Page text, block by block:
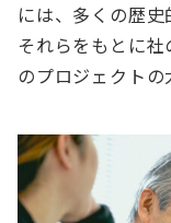
には、多くの歴史
それらをもとに
のプロジェクトの